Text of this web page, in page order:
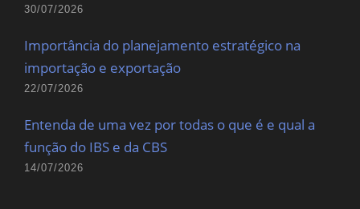
30/07/2026
Importância do planejamento estratégico na
importação e exportação
22/07/2026
Entenda de uma vez por todas o que é e qual a
função do IBS e da CBS
14/07/2026